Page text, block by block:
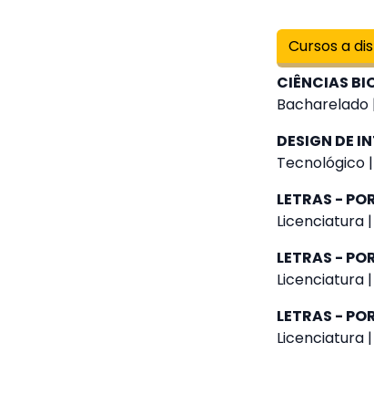
Cursos a
CIÊNCIAS
Bacharelado
DESIGN DE
Tecnológico
LETRAS -
Licenciatura
LETRAS -
Licenciatura
LETRAS -
Licenciatura